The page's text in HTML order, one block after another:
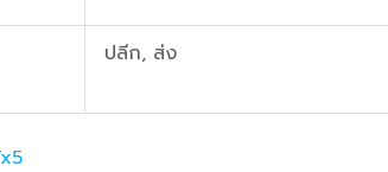
ปลีก, ส่ง